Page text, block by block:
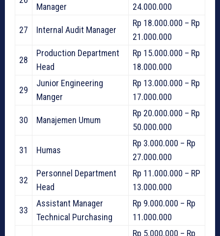
Manager 24.000.000
27 Internal Audit Manager
Rp 18.000.000 – Rp
21.000.000
28
Production Department
Head
Rp 15.000.000 – Rp
18.000.000
29
Junior Engineering
Manger
Rp 13.000.000 – Rp
17.000.000
30 Manajemen Umum
Rp 20.000.000 – Rp
50.000.000
31 Humas
Rp 3.000.000 – Rp
27.000.000
32
Personnel Department
Head
Rp 11.000.000 – RP
13.000.000
33
Assistant Manager
Technical Purchasing
Rp 9.000.000 – Rp
11.000.000
Rp 5.000.000 – Rp